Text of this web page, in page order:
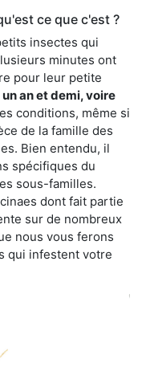
ce que c'est ?
insectes qui
minutes ont
pour leur petite
an et demi, voire
conditions, même si
de la famille des
Bien entendu, il
spécifiques du
sous-familles.
dont fait partie
sur de nombreux
nous vous ferons
qui infestent votre